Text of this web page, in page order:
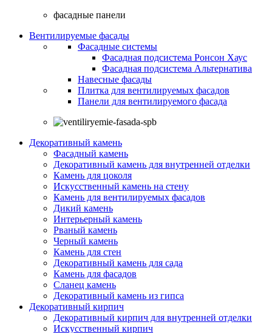
фасадные панели
Вентилируемые фасады
Фасадные системы
Фасадная подсистема Ронсон Хаус
Фасадная подсистема Альтернатива
Навесные фасады
Плитка для вентилируемых фасадов
Панели для вентилируемого фасада
Декоративный камень
Фасадный камень
Декоративный камень для внутренней отделки
Камень для цоколя
Искусственный камень на стену
Камень для вентилируемых фасадов
Дикий камень
Интерьерный камень
Рваный камень
Черный камень
Камень для стен
Декоративный камень для сада
Камень для фасадов
Сланец камень
Декоративный камень из гипса
Декоративный кирпич
Декоративный кирпич для внутренней отделки
Искусственный кирпич